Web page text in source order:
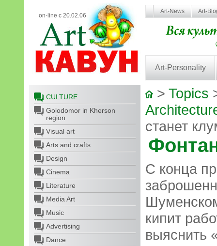
on-line с 20.02.06
Art-News Art-
Art-Personality
CULTURE
Golodomor in Kherson
region
Visual art
Arts and crafts
Design
Cinema
Literature
Media Art
Music
Advertising
Dance
> Topics
станет
С конца
кипит
выяснить